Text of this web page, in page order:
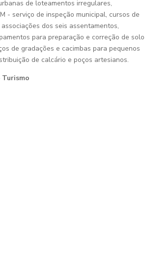
de loteamentos irregulares,
- serviço de inspeção municipal, cursos de
dos seis assentamentos,
para preparação e correção de solo
de gradações e cacimbas para pequenos
de calcário e poços artesianos.